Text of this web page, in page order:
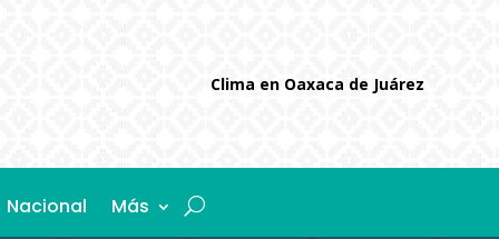
Clima en Oaxaca de Juárez
Nacional Más